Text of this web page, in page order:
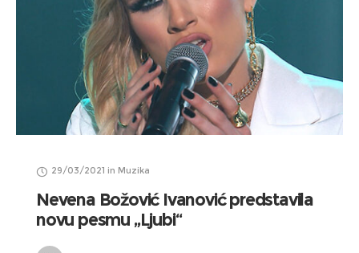
29/03/2021 in Muzika
Nevena Božović Ivanović predstavila
novu pesmu „Ljubi“